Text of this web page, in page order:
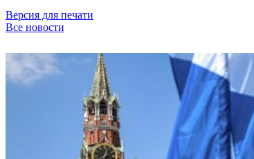
Версия для печати
Все новости